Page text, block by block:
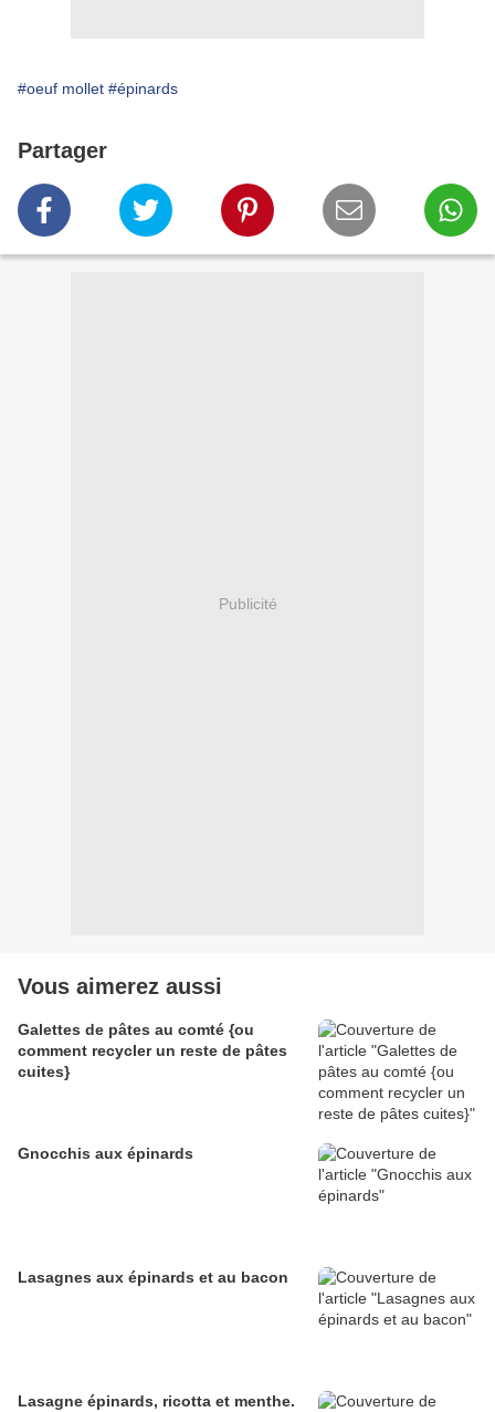
#oeuf mollet #épinards
Partager
Publicité
Vous aimerez aussi
Galettes de pâtes au comté {ou
comment recycler un reste de pâtes
cuites}
Gnocchis aux épinards
Lasagnes aux épinards et au bacon
Lasagne épinards, ricotta et menthe.